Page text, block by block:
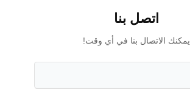
اتصل بنا
يمكنك الاتصال بنا في أي وقت!